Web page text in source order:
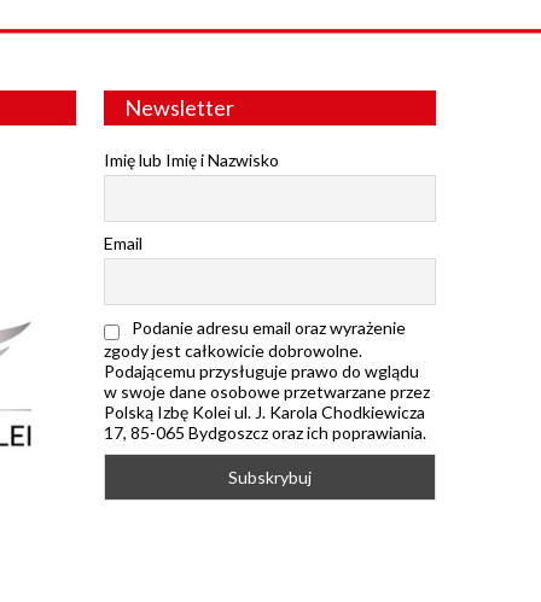
Newsletter
Imię lub Imię i Nazwisko
Email
Podanie adresu email oraz wyrażenie
zgody jest całkowicie dobrowolne.
Podającemu przysługuje prawo do wglądu
w swoje dane osobowe przetwarzane przez
Polską Izbę Kolei ul. J. Karola Chodkiewicza
17, 85-065 Bydgoszcz oraz ich poprawiania.